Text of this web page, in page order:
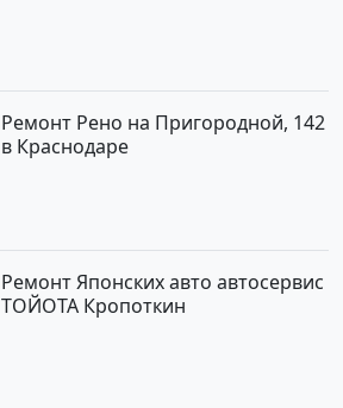
Ремонт Рено на Пригородной, 142
в Краснодаре
Ремонт Японских авто автосервис
ТОЙОТА Кропоткин